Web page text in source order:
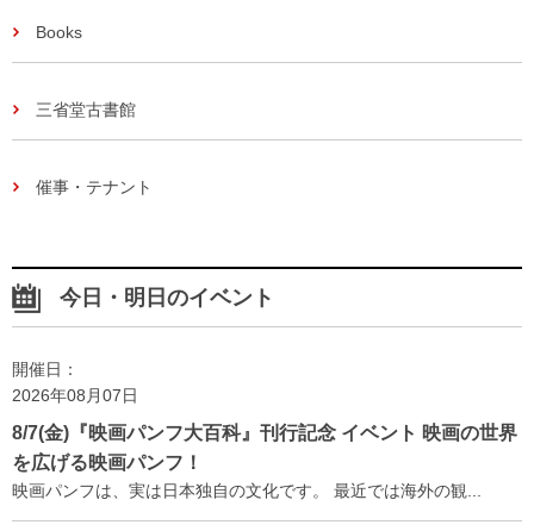
Books
三省堂古書館
催事・テナント
今日・明日のイベント
開催日：
2026年08月07日
8/7(金)『映画パンフ大百科』刊行記念 イベント 映画の世界
を広げる映画パンフ！
映画パンフは、実は日本独自の文化です。 最近では海外の観...